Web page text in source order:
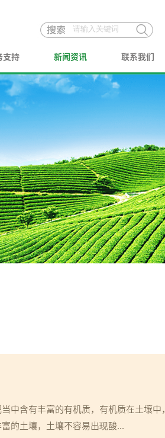
支持 新闻资讯 联系我们
中含有丰富的有机质，有机质在土壤中，
的土壤，土壤不容易出现酸...